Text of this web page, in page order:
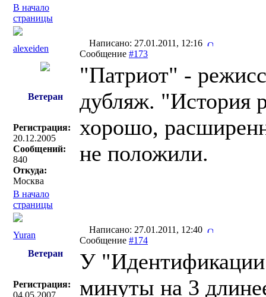
В начало
страницы
alexeiden
Написано: 27.01.2011, 12:16
Сообщение #173
Ветеран
Регистрация:
20.12.2005
Сообщений:
840
Откуда:
Москва
"Патриот" -
дубляж. "История
хорошо,
не положили.
В начало
страницы
Yuran
Написано: 27.01.2011, 12:40
Сообщение #174
Ветеран
Регистрация:
04.05.2007
У
минуты на 3